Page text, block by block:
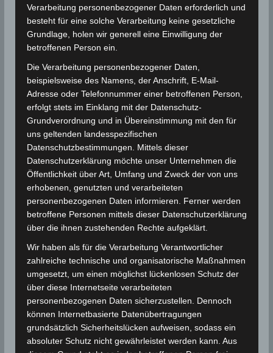
ist erlaubt, aber mit erhöhter Vorsicht.
Rote Flagge:Hohe Gefahr, hohe Brandung
oder starke Strömungen. Schwimmen ist
verboten.
Doppelte rote Flaggen:Lebensgefahr, das
Wasser ist für die Öffentlichkeit gesperrt.
Rot-gelbe Flagge:Schwimmen ist erlaubt,
Rettungsschwimmer sind im Einsatz.
Schwarz-weiß geviertelte Flagge:
Wassersportbereich, Schwimmen ist nicht
erlaubt.
Violette Flagge:Gefährliche
Meereslebewesen wurden gesichtet.
Es ist wichtig, die Warnflaggen zu beachten und sich
an die Anweisungen der Rettungsschwimmer zu
halten, um einen sicheren Strandbesuch zu
gewährleisten. Die Flaggen können je nach Region
und Veranstalter leicht variieren, daher ist es immer
ratsam, sich vor dem Baden über die lokalen
Verarbeitung personenbezogener Daten erforderlich und
besteht für eine solche Verarbeitung keine gesetzliche
Grundlage, holen wir generell eine Einwilligung der
betroffenen Person ein.
Die Verarbeitung personenbezogener Daten,
beispielsweise des Namens, der Anschrift, E-Mail-
Adresse oder Telefonnummer einer betroffenen Person,
erfolgt stets im Einklang mit der Datenschutz-
Grundverordnung und in Übereinstimmung mit den für
uns geltenden landesspezifischen
Datenschutzbestimmungen. Mittels dieser
Datenschutzerklärung möchte unser Unternehmen die
Öffentlichkeit über Art, Umfang und Zweck der von uns
erhobenen, genutzten und verarbeiteten
personenbezogenen Daten informieren. Ferner werden
betroffene Personen mittels dieser Datenschutzerklärung
über die ihnen zustehenden Rechte aufgeklärt.
Wir haben als für die Verarbeitung Verantwortlicher
zahlreiche technische und organisatorische Maßnahmen
umgesetzt, um einen möglichst lückenlosen Schutz der
über diese Internetseite verarbeiteten
personenbezogenen Daten sicherzustellen. Dennoch
können Internetbasierte Datenübertragungen
grundsätzlich Sicherheitslücken aufweisen, sodass ein
absoluter Schutz nicht gewährleistet werden kann. Aus